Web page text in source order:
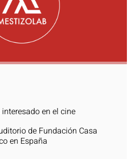
en el cine
de Fundación Casa
en España